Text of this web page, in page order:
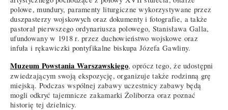
polowe, mundury, paramenty liturgiczne wykorzystywane przez
duszpasterzy wojskowych oraz dokumenty i fotografie, a także
pastorał pierwszego ordynariusza polowego, Stanisława Galla,
ufundowany w 1918 r. przez duchowieństwo wojskowe oraz
infuła i rękawiczki pontyfikalne biskupa Józefa Gawliny.
Muzeum Powstania Warszawskiego, oprócz tego, że udostępni
zwiedzającym swoją ekspozycję, organizuje także rodzinną grę
miejską. Podczas wspólnej zabawy uczestnicy zabawy będą
mogli odkryć tajemnicze zakamarki Żoliborza oraz poznać
historię tej dzielnicy.